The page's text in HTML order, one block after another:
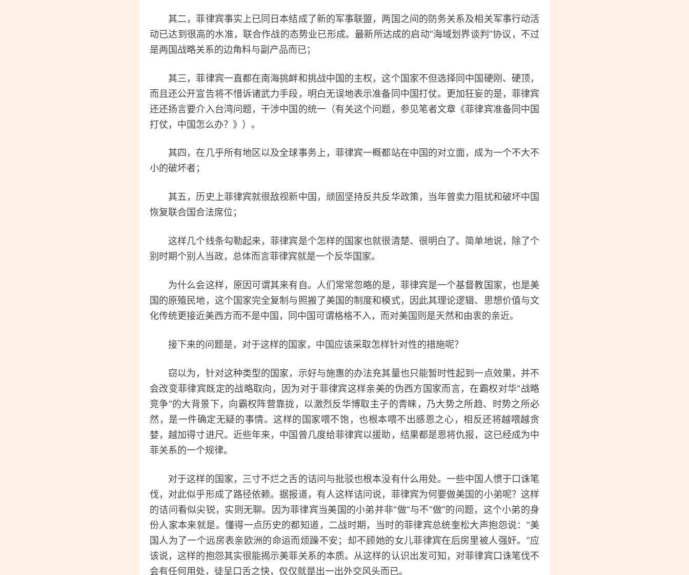
其二，菲律宾事实上已同日本结成了新的军事联盟，两国之间的防务关系及相关军事行动活
动已达到很高的水准，联合作战的态势业已形成。最新所达成的启动“海域划界谈判”协议，不过
是两国战略关系的边角料与副产品而已；
其三，菲律宾一直都在南海挑衅和挑战中国的主权，这个国家不但选择同中国硬刚、硬顶，
而且还公开宣告将不惜诉诸武力手段，明白无误地表示准备同中国打仗。更加狂妄的是，菲律宾
还还扬言要介入台湾问题，干涉中国的统一（有关这个问题，参见笔者文章《菲律宾准备同中国
打仗，中国怎么办？》）。
其四，在几乎所有地区以及全球事务上，菲律宾一概都站在中国的对立面，成为一个不大不
小的破坏者；
其五，历史上菲律宾就很敌视新中国，顽固坚持反共反华政策，当年曾卖力阻扰和破坏中国
恢复联合国合法席位；
这样几个线条勾勒起来，菲律宾是个怎样的国家也就很清楚、很明白了。简单地说，除了个
别时期个别人当政，总体而言菲律宾就是一个反华国家。
为什么会这样，原因可谓其来有自。人们常常忽略的是，菲律宾是一个基督教国家，也是美
国的原殖民地，这个国家完全复制与照搬了美国的制度和模式，因此其理论逻辑、思想价值与文
化传统更接近美西方而不是中国，同中国可谓格格不入，而对美国则是天然和由衷的亲近。
接下来的问题是，对于这样的国家，中国应该采取怎样针对性的措施呢？
窃以为，针对这种类型的国家，示好与施惠的办法充其量也只能暂时性起到一点效果，并不
会改变菲律宾既定的战略取向，因为对于菲律宾这样亲美的伪西方国家而言，在霸权对华“战略
竞争”的大背景下，向霸权阵营靠拢，以激烈反华博取主子的青睐，乃大势之所趋、时势之所必
然，是一件确定无疑的事情。这样的国家喂不饱，也根本喂不出感恩之心，相反还将越喂越贪
婪，越加得寸进尺。近些年来，中国曾几度给菲律宾以援助，结果都是恩将仇报，这已经成为中
菲关系的一个规律。
对于这样的国家，三寸不烂之舌的诘问与批驳也根本没有什么用处。一些中国人惯于口诛笔
伐，对此似乎形成了路径依赖。据报道，有人这样诘问说，菲律宾为何要做美国的小弟呢？这样
的诘问看似尖锐，实则无聊。因为菲律宾当美国的小弟并非“做”与不“做”的问题，这个小弟的身
份人家本来就是。懂得一点历史的都知道，二战时期，当时的菲律宾总统奎松大声抱怨说：“美
国人为了一个远房表亲欧洲的命运而烦躁不安；却不顾她的女儿菲律宾在后房里被人强奸。”应
该说，这样的抱怨其实很能揭示美菲关系的本质。从这样的认识出发可知，对菲律宾口诛笔伐不
会有任何用处，徒呈口舌之快，仅仅就是出一出外交风头而已。